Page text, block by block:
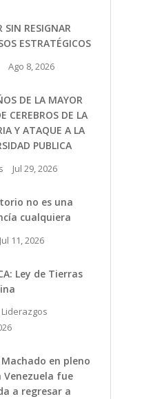
SIN RESIGNAR
ESTRATÉGICOS
Ago 8, 2026
DE LA MAYOR
CEREBROS DE LA
Y ATAQUE A LA
PUBLICA
Jul 29, 2026
no es una
cualquiera
Jul 11, 2026
Ley de Tierras
en pleno
Venezuela fue
a regresar a